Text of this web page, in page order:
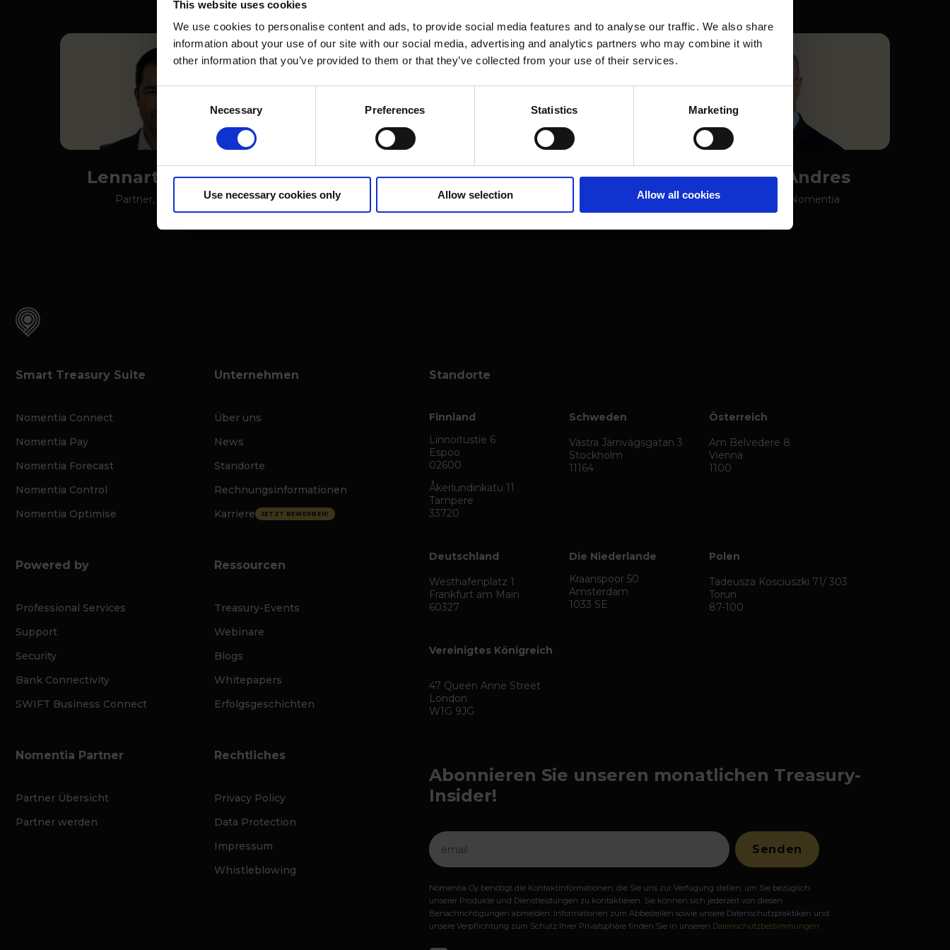
This website uses cookies
We use cookies to personalise content and ads, to provide social media features and to analyse our traffic. We also share
information about your use of our site with our social media, advertising and analytics partners who may combine it with
other information that you’ve provided to them or that they’ve collected from your use of their services.
Necessary Preferences Statistics Marketing
Use necessary cookies only Allow selection Allow all cookies
Lennart Ullmann
Partner, AKQUINET
Christian Million
Managing Partner, Convista Consulting
Daniel Neubauer
Solution Manager, Nomentia
Daniel Andres
Moderator, Nomentia
Smart Treasury Suite
Nomentia Connect
Nomentia Pay
Nomentia Forecast
Nomentia Control
Nomentia Optimise
Powered by
Professional Services
Support
Security
Bank Connectivity
SWIFT Business Connect
Nomentia Partner
Partner Übersicht
Partner werden
Unternehmen
Über uns
News
Standorte
Rechnungsinformationen
Karriere
JETZT BEWERBEN!
Ressourcen
Treasury-Events
Webinare
Blogs
Whitepapers
Erfolgsgeschichten
Rechtliches
Privacy Policy
Data Protection
Impressum
Whistleblowing
Standorte
Finnland
Linnoitustie 6
Espoo
02600
Åkerlundinkatu 11
Tampere
33720
Schweden
Västra Järnvägsgatan 3
Stockholm
11164
Österreich
Am Belvedere 8
Vienna
1100
Deutschland
Westhafenplatz 1
Frankfurt am Main
60327
Die Niederlande
Kraanspoor 50
Amsterdam
1033 SE
Polen
Tadeusza Kosciuszki 71/ 303
Torun
87-100
Vereinigtes Königreich
47 Queen Anne Street
London
W1G 9JG
Abonnieren Sie unseren monatlichen Treasury-
Insider!
Nomentia Oy benötigt die Kontaktinformationen, die Sie uns zur Verfügung stellen, um Sie bezüglich
unserer Produkte und Dienstleistungen zu kontaktieren. Sie können sich jederzeit von diesen
Benachrichtigungen abmelden. Informationen zum Abbestellen sowie unsere Datenschutzpraktiken und
unsere Verpflichtung zum Schutz Ihrer Privatsphäre finden Sie in unseren Datenschutzbestimmungen.